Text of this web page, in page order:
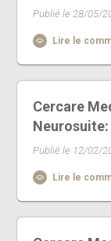
Publié le 28/05/
Lire le
Cercare
Neurosuite:
Publié le 12/02/
Lire le